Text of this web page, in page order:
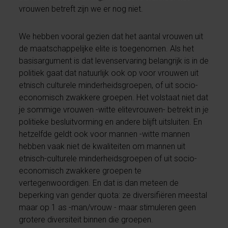
vrouwen betreft zijn we er nog niet.
We hebben vooral gezien dat het aantal vrouwen uit
de maatschappelijke elite is toegenomen. Als het
basisargument is dat levenservaring belangrijk is in de
politiek gaat dat natuurlijk ook op voor vrouwen uit
etnisch culturele minderheidsgroepen, of uit socio-
economisch zwakkere groepen. Het volstaat niet dat
je sommige vrouwen -witte elitevrouwen- betrekt in je
politieke besluitvorming en andere blijft uitsluiten. En
hetzelfde geldt ook voor mannen -witte mannen
hebben vaak niet de kwaliteiten om mannen uit
etnisch-culturele minderheidsgroepen of uit socio-
economisch zwakkere groepen te
vertegenwoordigen. En dat is dan meteen de
beperking van gender quota: ze diversifiëren meestal
maar op 1 as -man/vrouw - maar stimuleren geen
grotere diversiteit binnen die groepen.